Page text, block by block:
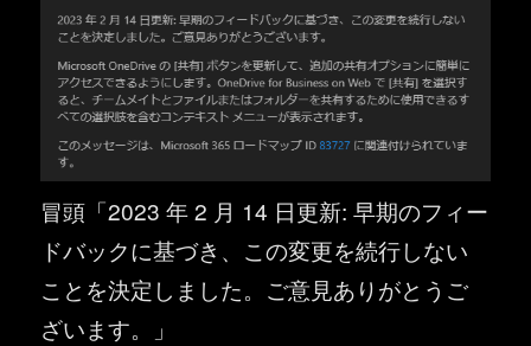
冒頭「2023 年 2 月 14 日更新: 早期のフィー
ドバックに基づき、この変更を続行しない
ことを決定しました。ご意見ありがとうご
ざいます。」